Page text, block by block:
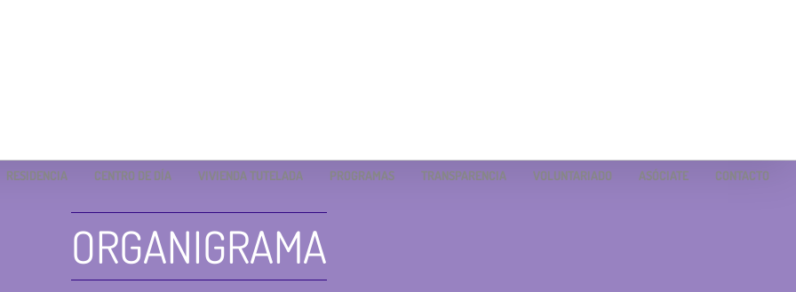
RESIDENCIA CENTRO DE DÍA VIVIENDA TUTELADA PROGRAMAS TRANSPARENCIA VOLUNTARIADO ASÓCIATE CONTACTO
ORGANIGRAMA